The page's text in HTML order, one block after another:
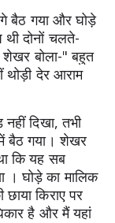
बैठ गया और घोड़े
दोनों चलते-
बोला-" बहुत
थोड़ी देर आराम
दिखा, तभी
बैठ गया। शेखर
कि यह सब
। घोड़े का मालिक
किराए पर
है और मैं यहां